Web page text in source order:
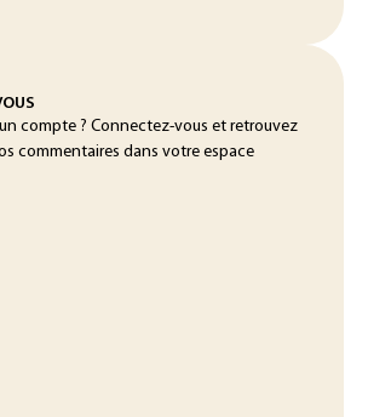
compte ? Connectez-vous et retrouvez
commentaires dans votre espace